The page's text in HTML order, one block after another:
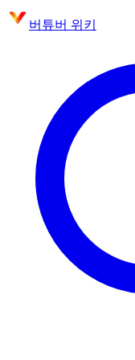
버튜버 위키